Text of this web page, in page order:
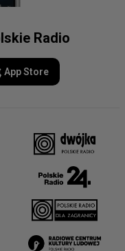
Radio
App Store